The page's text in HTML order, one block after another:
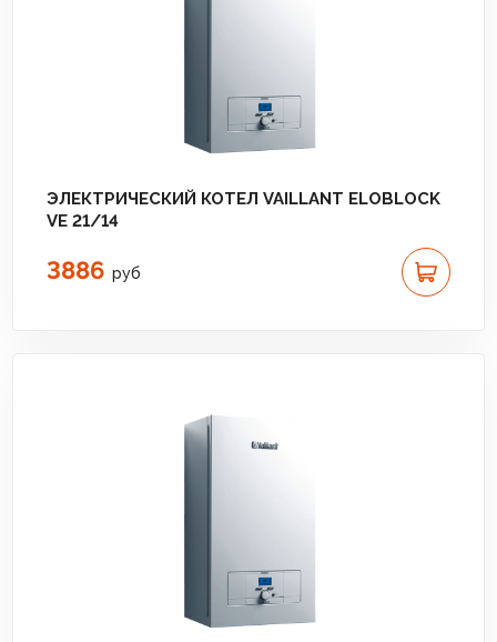
ЭЛЕКТРИЧЕСКИЙ КОТЕЛ VAILLANT ELOBLOCK
VE 21/14
3886 руб